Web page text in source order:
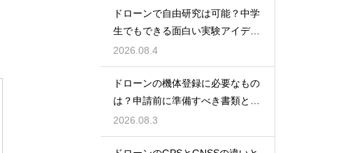
ドローンで自由研究は可能？中学
生でもできる面白い実験アイデア
を紹介
2026.08.4
ドローンの機体登録に必要なもの
は？申請前に準備すべき書類と情
報
2026.08.3